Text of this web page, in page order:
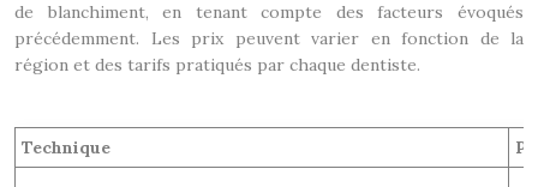
de blanchiment, en tenant compte des facteurs évoqués
précédemment. Les prix peuvent varier en fonction de la
région et des tarifs pratiqués par chaque dentiste.
Technique